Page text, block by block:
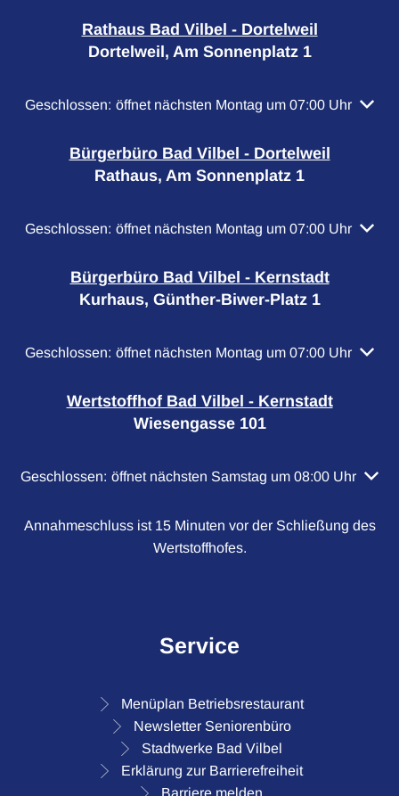
Rathaus Bad Vilbel - Dortelweil
Dortelweil, Am Sonnenplatz 1
Klicken, um weitere Öffnungs- oder Schließzeiten
Geschlossen: öffnet nächsten Montag um 07:00 Uhr
Bürgerbüro Bad Vilbel - Dortelweil
Rathaus, Am Sonnenplatz 1
Klicken, um weitere Öffnungs- oder Schließzeiten
Geschlossen: öffnet nächsten Montag um 07:00 Uhr
Bürgerbüro Bad Vilbel - Kernstadt
Kurhaus, Günther-Biwer-Platz 1
Klicken, um weitere Öffnungs- oder Schließzeiten
Geschlossen: öffnet nächsten Montag um 07:00 Uhr
Wertstoffhof Bad Vilbel - Kernstadt
Wiesengasse 101
Klicken, um weitere Öffnungs- oder Schließzeiten
Geschlossen: öffnet nächsten Samstag um 08:00 Uhr
Annahmeschluss ist 15 Minuten vor der Schließung des
Wertstoffhofes.
Service
Menüplan Betriebsrestaurant
Newsletter Seniorenbüro
Stadtwerke Bad Vilbel
Erklärung zur Barrierefreiheit
Barriere melden